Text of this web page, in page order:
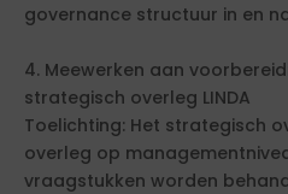
governance structuur in en
4. Meewerken aan
strategisch overleg LINDA
Toelichting: Het strategisch
overleg op
vraagstukken worden